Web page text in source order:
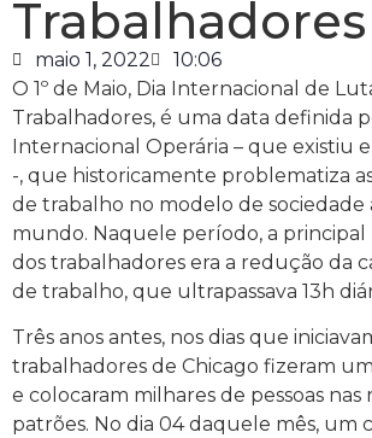
Trabalhadores
maio 1, 2022
10:06
O 1º de Maio, Dia Internacional de
Trabalhadores, é uma data definida
Internacional Operária – que existiu
-, que historicamente problematiza
de trabalho no modelo de
mundo. Naquele período, a principal
dos trabalhadores era a redução da
de trabalho, que ultrapassava 13h
Três anos antes, nos dias que
trabalhadores de Chicago fizeram
e colocaram milhares de pessoas nas
patrões. No dia 04 daquele mês,